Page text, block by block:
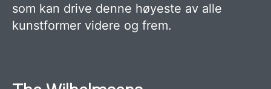
som kan drive denne høyeste av alle
kunstformer videre og frem.